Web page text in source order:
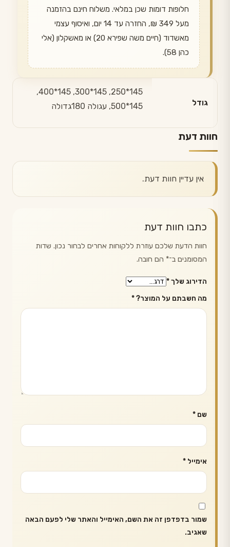
חלופות דומות שכן במלאי. משלוח חינם בהזמנה
מעל 349 ₪, החזרה עד 14 יום, ואיסוף עצמי
מאשדוד (חיים משה שפירא 20) או מאשקלון (אלי
כהן 58).
גודל
145*250, 145*300, 145*400,
145*500, עגולה 180גדולה
חוות דעת
אין עדיין חוות דעת.
כתבו חוות דעת
חוות הדעת שלכם עוזרת ללקוחות אחרים לבחור נכון. שדות
המסומנים ב־* הם חובה.
הדירוג שלך*
מה חשבתם על המוצר?*
שם *
אימייל *
שמור בדפדפן זה את השם, האימייל והאתר שלי לפעם הבאה
שאגיב.